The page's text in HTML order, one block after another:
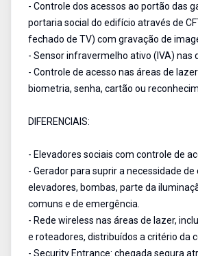
- Controle dos acessos ao portão das
portaria social do edifício através de
fechado de TV) com gravação de
- Sensor infravermelho ativo (IVA) nas
- Controle de acesso nas áreas de
biometria, senha, cartão ou
DIFERENCIAIS:
- Elevadores sociais com controle de
- Gerador para suprir a necessidade de
elevadores, bombas, parte da
comuns e de emergência.
- Rede wireless nas áreas de lazer,
e roteadores, distribuídos a critério da
- Security Entrance: chegada segura